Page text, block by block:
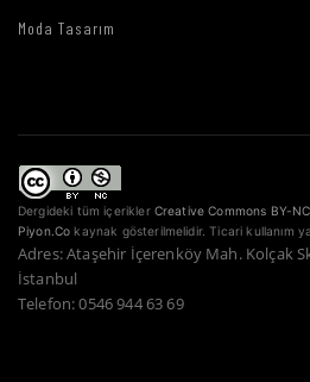
Moda Tasarım
Dergideki tüm içerikler Creative Commons BY-
Piyon.Co kaynak gösterilmelidir. Ticari kullanım
Adres: Ataşehir İçerenköy Mah. Kolçak
İstanbul
Telefon: 0546 944 63 69